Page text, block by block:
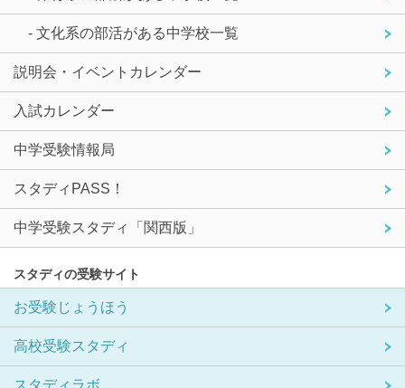
- 文化系の部活がある中学校一覧
説明会・イベントカレンダー
入試カレンダー
中学受験情報局
スタディPASS！
中学受験スタディ「関西版」
スタディの受験サイト
お受験じょうほう
高校受験スタディ
スタディラボ